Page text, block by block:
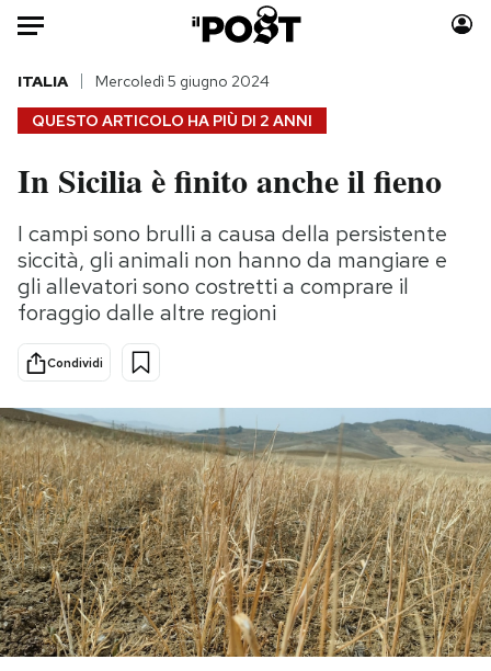
Auto
HOME
Italia
Politica
Tecnologia
Internet
Scienza
Cultura
Economia
Sport
Moda
Consumismi
Altrecose
Mondiali calcio 2026
PODCAST
NEWSLETTER
QUESTO ARTICOLO HA PIÙ DI 2 ANNI
ITALIA Mercoledì 5 giugno 2024
In Sicilia è finito anche il fieno
I campi sono brulli a causa della persistente
siccità, gli animali non hanno da mangiare e
gli allevatori sono costretti a comprare il
foraggio dalle altre regioni
Condividi